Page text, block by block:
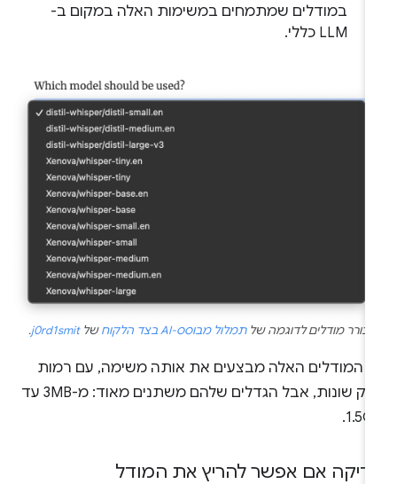
במודלים שמתמחים במשימות האלה במקום ב-
LLM כללי.
בורר מודלים לדוגמה שלתמלול מבוסס-AI בצד הלקוח שלj0rd1smit
.
המודלים האלה מבצעים את אותה משימה, עם רמות
דיוק שונות, אבל הגדלים שלהם משתנים מאוד: מ-3MB עד
אם אפשר להריץ את המודל